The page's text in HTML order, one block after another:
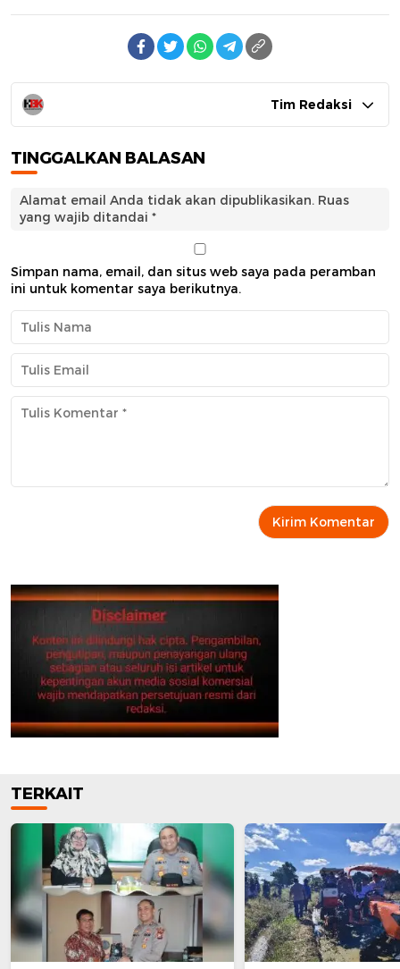
Tim Redaksi
TINGGALKAN BALASAN
Alamat email Anda tidak akan dipublikasikan. Ruas
yang wajib ditandai *
Simpan nama, email, dan situs web saya pada peramban
ini untuk komentar saya berikutnya.
TERKAIT